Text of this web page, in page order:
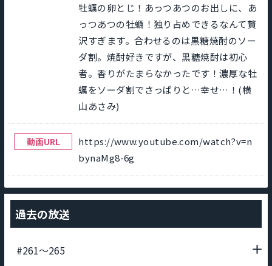
牡蠣の卵とじ！あっつあつのお出しに、あ
っつあつの牡蠣！独り占めできるなんて贅
沢すぎます。合わせるのは黒糖焼酎のソー
ダ割。焼酎好きですが、黒糖焼酎は初心
者。香りがたまらなかったです！濃厚な牡
蠣をソーダ割でさっぱりと…幸せ…！(横
山あさみ)
動画URL
https://www.youtube.com/watch?v=n
bynaMg8-6g
過去の放送
#261〜265